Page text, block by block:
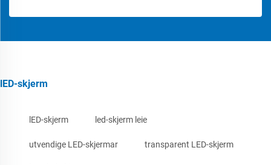
lED-skjerm
lED-skjerm led-skjerm leie
utvendige LED-skjermar transparent LED-skjerm